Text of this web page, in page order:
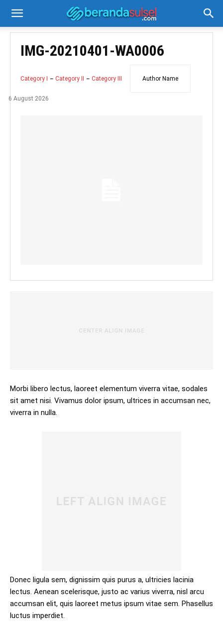
IMG-20210401-WA0006
Category I Category II Category III Author Name
6 August 2026
Morbi libero lectus, laoreet elementum viverra vitae, sodales
sit amet nisi. Vivamus dolor ipsum, ultrices in accumsan nec,
viverra in nulla.
Donec ligula sem, dignissim quis purus a, ultricies lacinia
lectus. Aenean scelerisque, justo ac varius viverra, nisl arcu
accumsan elit, quis laoreet metus ipsum vitae sem. Phasellus
luctus imperdiet.